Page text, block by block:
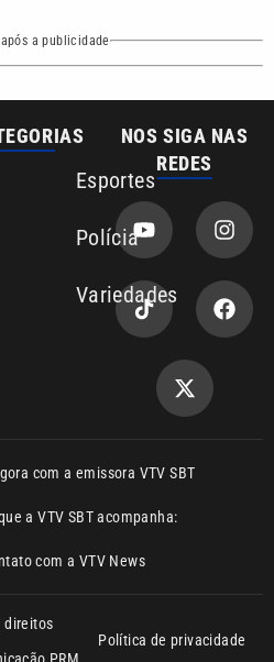
a publicidade
Esportes
Polícia
Variedades
NOS SIGA NAS
REDES
com a emissora VTV SBT
a VTV SBT acompanha:
com a VTV News
direitos
Política de privacidade